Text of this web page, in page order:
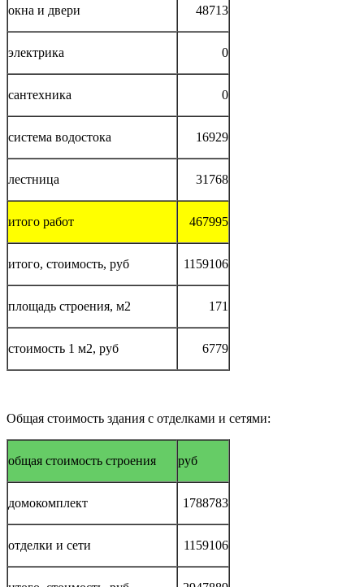
окна и двери 48713
электрика 0
сантехника 0
система водостока 16929
лестница 31768
итого работ 467995
итого, стоимость, руб 1159106
площадь строения, м2 171
стоимость 1 м2, руб 6779
Общая стоимость здания с отделками и сетями:
общая стоимость строения руб
домокомплект 1788783
отделки и сети 1159106